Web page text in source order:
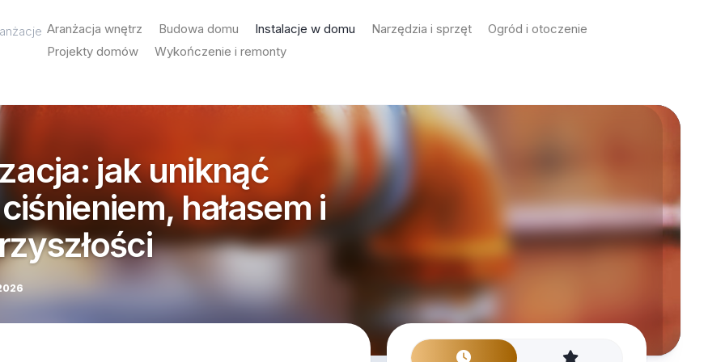
Aranżacja wnętrz Budowa domu Instalacje w domu Narzędzia i sprzęt
Ogród i otoczenie
Projekty domów
Wykończenie i remonty
jak uniknąć
hałasem i